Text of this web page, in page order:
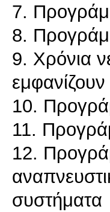
7.
8.
9. Χρόνια
10.
11.
12.
συστήματα